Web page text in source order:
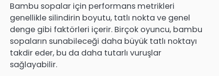
Bambu sopalar için performans metrikleri
genellikle silindirin boyutu, tatlı nokta ve genel
denge gibi faktörleri içerir. Birçok oyuncu, bambu
sopaların sunabileceği daha büyük tatlı noktayı
takdir eder, bu da daha tutarlı vuruşlar
sağlayabilir.